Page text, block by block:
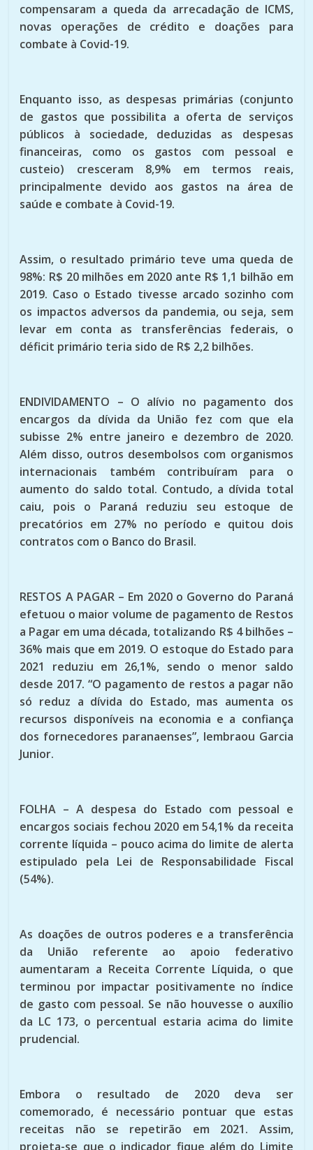
compensaram a queda da arrecadação de ICMS,
novas operações de crédito e doações para
combate à Covid-19.
Enquanto isso, as despesas primárias (conjunto
de gastos que possibilita a oferta de serviços
públicos à sociedade, deduzidas as despesas
financeiras, como os gastos com pessoal e
custeio) cresceram 8,9% em termos reais,
principalmente devido aos gastos na área de
saúde e combate à Covid-19.
Assim, o resultado primário teve uma queda de
98%: R$ 20 milhões em 2020 ante R$ 1,1 bilhão em
2019. Caso o Estado tivesse arcado sozinho com
os impactos adversos da pandemia, ou seja, sem
levar em conta as transferências federais, o
déficit primário teria sido de R$ 2,2 bilhões.
ENDIVIDAMENTO – O alívio no pagamento dos
encargos da dívida da União fez com que ela
subisse 2% entre janeiro e dezembro de 2020.
Além disso, outros desembolsos com organismos
internacionais também contribuíram para o
aumento do saldo total. Contudo, a dívida total
caiu, pois o Paraná reduziu seu estoque de
precatórios em 27% no período e quitou dois
contratos com o Banco do Brasil.
RESTOS A PAGAR – Em 2020 o Governo do Paraná
efetuou o maior volume de pagamento de Restos
a Pagar em uma década, totalizando R$ 4 bilhões –
36% mais que em 2019. O estoque do Estado para
2021 reduziu em 26,1%, sendo o menor saldo
desde 2017. “O pagamento de restos a pagar não
só reduz a dívida do Estado, mas aumenta os
recursos disponíveis na economia e a confiança
dos fornecedores paranaenses”, lembraou Garcia
Junior.
FOLHA – A despesa do Estado com pessoal e
encargos sociais fechou 2020 em 54,1% da receita
corrente líquida – pouco acima do limite de alerta
estipulado pela Lei de Responsabilidade Fiscal
(54%).
As doações de outros poderes e a transferência
da União referente ao apoio federativo
aumentaram a Receita Corrente Líquida, o que
terminou por impactar positivamente no índice
de gasto com pessoal. Se não houvesse o auxílio
da LC 173, o percentual estaria acima do limite
prudencial.
Embora o resultado de 2020 deva ser
comemorado, é necessário pontuar que estas
receitas não se repetirão em 2021. Assim,
projeta-se que o indicador fique além do Limite